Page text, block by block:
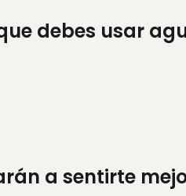
debes usar
a sentirte